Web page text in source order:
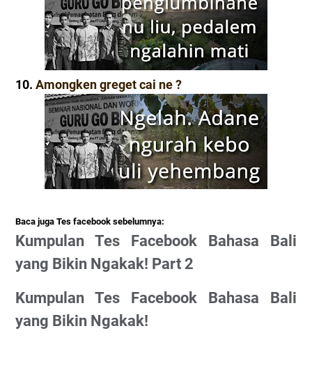
10. Amongken greget cai ne ?
Baca juga Tes facebook sebelumnya:
Kumpulan Tes Facebook Bahasa Bali
yang Bikin Ngakak! Part 2
Kumpulan Tes Facebook Bahasa Bali
yang Bikin Ngakak!